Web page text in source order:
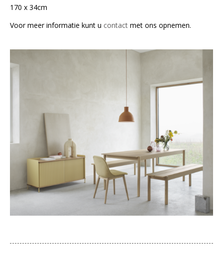
170 x 34cm
Voor meer informatie kunt u contact met ons opnemen.